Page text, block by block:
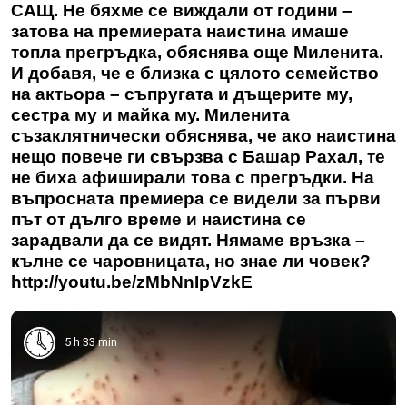
САЩ. Не бяхме се виждали от години –
затова на премиерата наистина имаше
топла прегръдка, обяснява още Миленита.
И добавя, че е близка с цялото семейство
на актьора – съпругата и дъщерите му,
сестра му и майка му. Миленита
съзаклятнически обяснява, че ако наистина
нещо повече ги свързва с Башар Рахал, те
не биха афиширали това с прегръдки. На
въпросната премиера се видели за първи
път от дълго време и наистина се
зарадвали да се видят. Нямаме връзка –
кълне се чаровницата, но знае ли човек?
http://youtu.be/zMbNnIpVzkE
5 h 33 min